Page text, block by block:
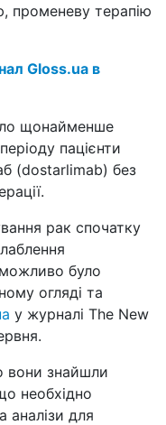
променеву терапію
Gloss.ua в
щонайменше
пацієнти
(dostarlimab) без
рак спочатку
було
огляді та
у журналі The New
вони знайшли
необхідно
аналізи для